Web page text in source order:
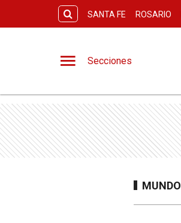
SANTA FE ROSARIO
Secciones
MUNDO